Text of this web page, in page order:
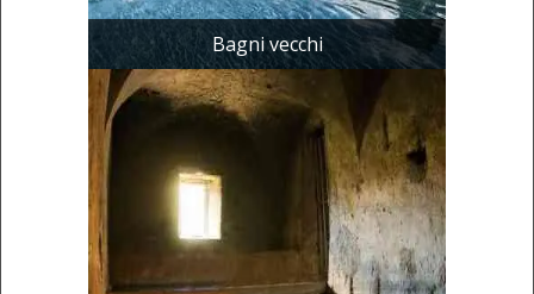
Bagni vecchi